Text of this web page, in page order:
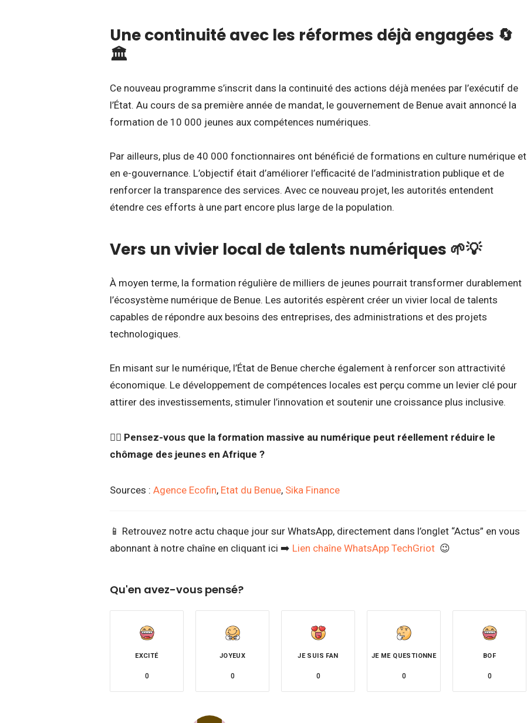
Une continuité avec les réformes déjà engagées 🔄
🏛️
Ce nouveau programme s’inscrit dans la continuité des actions déjà menées par l’exécutif de
l’État. Au cours de sa première année de mandat, le gouvernement de Benue avait annoncé la
formation de 10 000 jeunes aux compétences numériques.
Par ailleurs, plus de 40 000 fonctionnaires ont bénéficié de formations en culture numérique et
en e-gouvernance. L’objectif était d’améliorer l’efficacité de l’administration publique et de
renforcer la transparence des services. Avec ce nouveau projet, les autorités entendent
étendre ces efforts à une part encore plus large de la population.
Vers un vivier local de talents numériques 🌱💡
À moyen terme, la formation régulière de milliers de jeunes pourrait transformer durablement
l’écosystème numérique de Benue. Les autorités espèrent créer un vivier local de talents
capables de répondre aux besoins des entreprises, des administrations et des projets
technologiques.
En misant sur le numérique, l’État de Benue cherche également à renforcer son attractivité
économique. Le développement de compétences locales est perçu comme un levier clé pour
attirer des investissements, stimuler l’innovation et soutenir une croissance plus inclusive.
👉🏾 Pensez-vous que la formation massive au numérique peut réellement réduire le
chômage des jeunes en Afrique ?
Sources : Agence Ecofin, Etat du Benue, Sika Finance
📱 Retrouvez notre actu chaque jour sur WhatsApp, directement dans l’onglet “Actus” en vous
abonnant à notre chaîne en cliquant ici ➡️ Lien chaîne WhatsApp TechGriot 😉
Qu'en avez-vous pensé?
EXCITÉ
0
JOYEUX
0
JE SUIS FAN
0
JE ME QUESTIONNE
0
BOF
0